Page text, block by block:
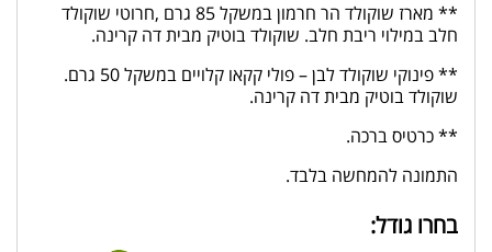
** מארז שוקולד הר חרמון במשקל 85 גרם ,חרוטי שוקולד
חלב במילוי ריבת חלב. שוקולד בוטיק מבית דה קרינה.
** פינוקי שוקולד לבן – פולי קקאו קלויים במשקל 50 גרם.
שוקולד בוטיק מבית דה קרינה.
** כרטיס ברכה.
התמונה להמחשה בלבד.
בחרו גודל: